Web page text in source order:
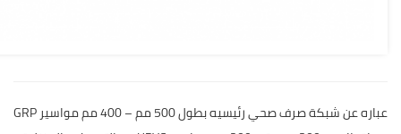
عباره عن شبكة صرف صحي رئيسيه بطول 500 مم – 400 مم مواسير GRP